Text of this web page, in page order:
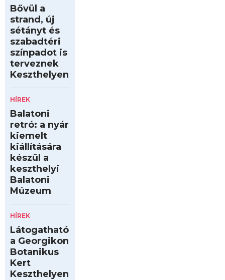
Bővül a
strand, új
sétányt és
szabadtéri
színpadot is
terveznek
Keszthelyen
HÍREK
Balatoni
retró: a nyár
kiemelt
kiállítására
készül a
keszthelyi
Balatoni
Múzeum
HÍREK
Látogatható
a Georgikon
Botanikus
Kert
Keszthelyen